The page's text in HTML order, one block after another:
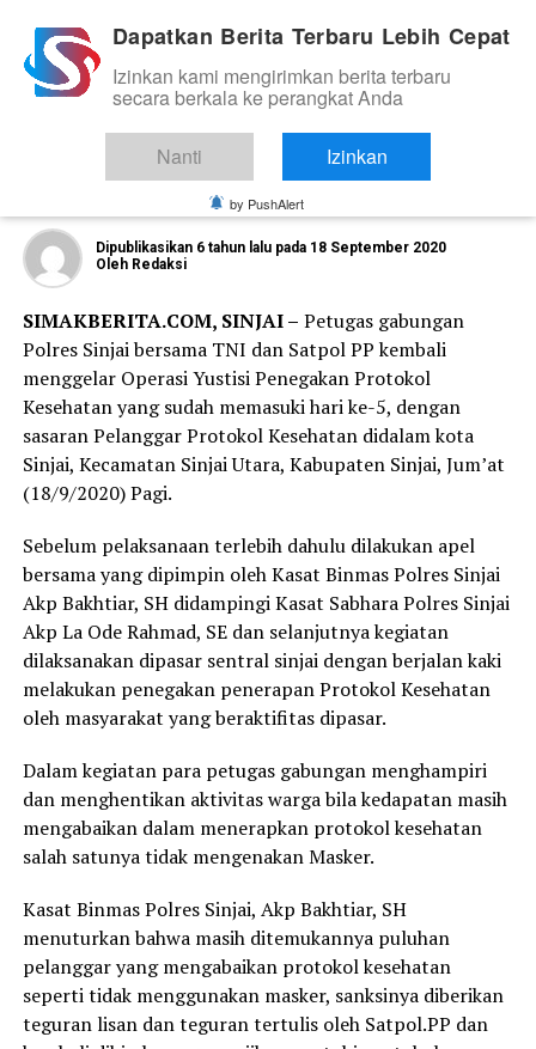
TNI DAN POLRI
Ops Yustisi Hari Ke-5, Polres Sinjai
Bersama TNI dan Satpol PP Rutin Gelar
Dipublikasikan 6 tahun lalu pada 18 September 2020
Oleh Redaksi
SIMAKBERITA.COM, SINJAI – Petugas gabungan
Polres Sinjai bersama TNI dan Satpol PP kembali
menggelar Operasi Yustisi Penegakan Protokol
Kesehatan yang sudah memasuki hari ke-5, dengan
sasaran Pelanggar Protokol Kesehatan didalam kota
Sinjai, Kecamatan Sinjai Utara, Kabupaten Sinjai, Jum’at
(18/9/2020) Pagi.
Sebelum pelaksanaan terlebih dahulu dilakukan apel
bersama yang dipimpin oleh Kasat Binmas Polres Sinjai
Akp Bakhtiar, SH didampingi Kasat Sabhara Polres Sinjai
Akp La Ode Rahmad, SE dan selanjutnya kegiatan
dilaksanakan dipasar sentral sinjai dengan berjalan kaki
melakukan penegakan penerapan Protokol Kesehatan
oleh masyarakat yang beraktifitas dipasar.
Dalam kegiatan para petugas gabungan menghampiri
dan menghentikan aktivitas warga bila kedapatan masih
mengabaikan dalam menerapkan protokol kesehatan
salah satunya tidak mengenakan Masker.
Kasat Binmas Polres Sinjai, Akp Bakhtiar, SH
menuturkan bahwa masih ditemukannya puluhan
pelanggar yang mengabaikan protokol kesehatan
seperti tidak menggunakan masker, sanksinya diberikan
teguran lisan dan teguran tertulis oleh Satpol.PP dan
Dapatkan Berita Terbaru Lebih Cepat
Izinkan kami mengirimkan berita terbaru
secara berkala ke perangkat Anda
Nanti Izinkan
by PushAlert